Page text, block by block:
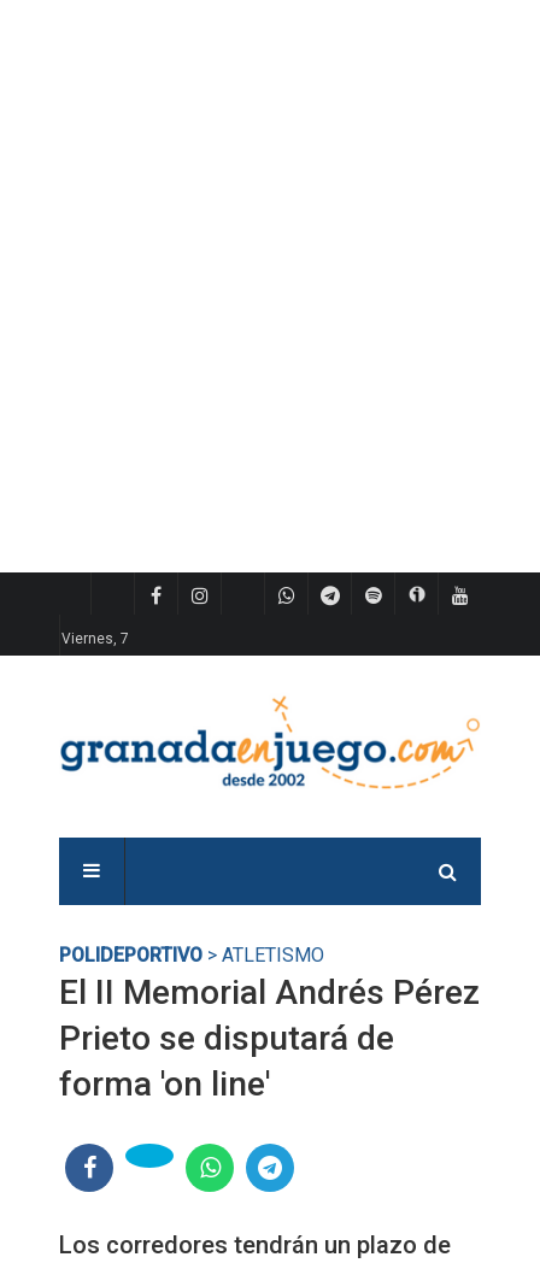
Viernes, 7
POLIDEPORTIVO > ATLETISMO
El II Memorial Andrés Pérez
Prieto se disputará de
forma 'on line'
Los corredores tendrán un plazo de